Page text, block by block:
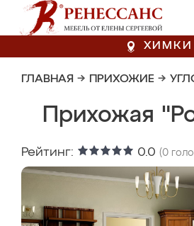
ХИМКИ
ГЛАВНАЯ → ПРИХОЖИЕ →
Прихожая
Рейтинг: 0.0 (0